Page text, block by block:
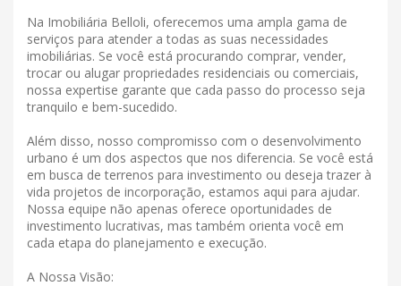
Na Imobiliária Belloli, oferecemos uma ampla gama de
serviços para atender a todas as suas necessidades
imobiliárias. Se você está procurando comprar, vender,
trocar ou alugar propriedades residenciais ou comerciais,
nossa expertise garante que cada passo do processo seja
tranquilo e bem-sucedido.
Além disso, nosso compromisso com o desenvolvimento
urbano é um dos aspectos que nos diferencia. Se você está
em busca de terrenos para investimento ou deseja trazer à
vida projetos de incorporação, estamos aqui para ajudar.
Nossa equipe não apenas oferece oportunidades de
investimento lucrativas, mas também orienta você em
cada etapa do planejamento e execução.
A Nossa Visão: